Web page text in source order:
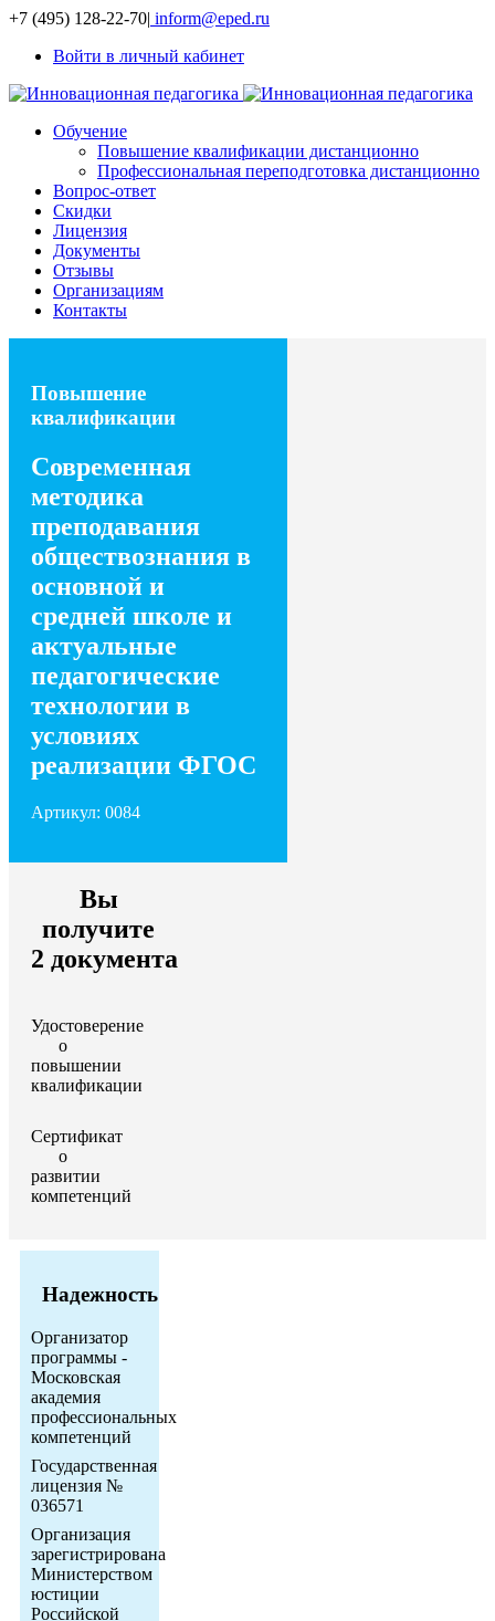
+7 (495) 128-22-70| inform@eped.ru
Войти в личный кабинет
Обучение
Повышение квалификации дистанционно
Профессиональная переподготовка дистанционно
Вопрос-ответ
Скидки
Лицензия
Документы
Отзывы
Организациям
Контакты
Повышение
квалификации
Современная
методика
преподавания
обществознания в
основной и
средней школе и
актуальные
педагогические
технологии в
условиях
реализации ФГОС
Артикул: 0084
Вы
получите
2 документа
Удостоверение
о
повышении
квалификации
Сертификат
о
развитии
компетенций
Надежность
Организатор
программы -
Московская
академия
профессиональных
компетенций
Государственная
лицензия №
036571
Организация
зарегистрирована
Министерством
юстиции
Российской